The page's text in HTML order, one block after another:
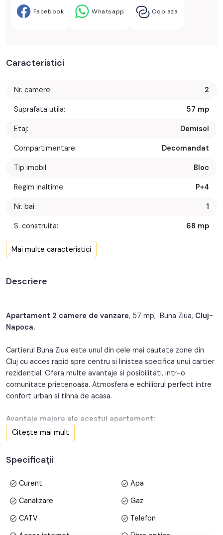
Facebook Whatsapp Copiaza
Caracteristici
Nr. camere: 2
Suprafata utila: 57 mp
Etaj: Demisol
Compartimentare: Decomandat
Tip imobil: Bloc
Regim inaltime: P+4
Nr. bai: 1
S. construita: 68 mp
Confort:
Nr. parcari:
Orientare: Sud-Est
Mai multe caracteristici
Descriere
Apartament 2 camere de vanzare, 57 mp, Buna Ziua, Cluj-
Napoca.
Cartierul Buna Ziua este unul din cele mai cautate zone din
Cluj cu acces rapid spre centru si linistea specifica unui cartier
rezidential. Ofera multe avantaje si posibilitati, intr-o
comunitate prietenoasa. Atmosfera e echilibrul perfect intre
confort urban si tihna de acasa.
Avantaje majore ale acestui apartament:
• Pretabil investitie sigura;
• Apartament nou (nu s-a mai locuit dupa renovare);
TABOO Imobiliare propune un apartament de vanzare cu 2
la Parter intr -un imobil tip bloc cu regim de inaltime pe Parter
Citește mai mult
Specificații
Curent
Apa
Canalizare
Gaz
CATV
Telefon